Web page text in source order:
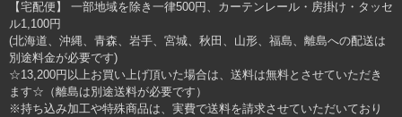
【宅配便】 一部地域を除き一律500円、カーテンレール・房掛け・タッセ
ル1,100円
(北海道、沖縄、青森、岩手、宮城、秋田、山形、福島、離島への配送は
別途料金が必要です)
☆13,200円以上お買い上げ頂いた場合は、送料は無料とさせていただき
ます☆（離島は別途送料が必要です）
※持ち込み加工や特殊商品は、実費で送料を請求させていただいており